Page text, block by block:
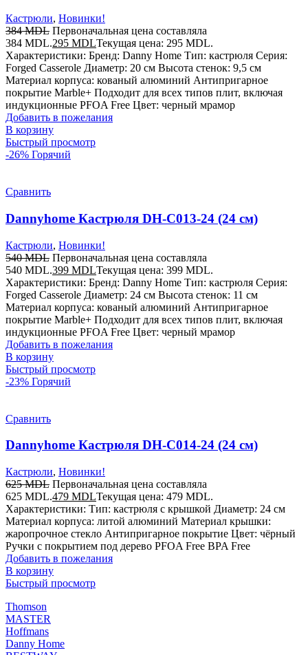
Кастрюли, Новинки!
384MDL Первоначальная цена составляла
384 MDL.295 MDLТекущая цена: 295 MDL.
Характеристики: Бренд: Danny Home Тип: кастрюля Серия:
Forged Casserole Диаметр: 20 см Высота стенок: 9,5 см
Материал корпуса: кованый алюминий Антипригарное
покрытие Marble+ Подходит для всех типов плит, включая
индукционные PFOA Free Цвет: черный мрамор
Добавить в пожелания
В корзину
Быстрый просмотр
-26% Горячий
Сравнить
Dannyhome Кастрюля DH-C013-24 (24 см)
Кастрюли, Новинки!
540MDL Первоначальная цена составляла
540 MDL.399 MDLТекущая цена: 399 MDL.
Характеристики: Бренд: Danny Home Тип: кастрюля Серия:
Forged Casserole Диаметр: 24 см Высота стенок: 11 см
Материал корпуса: кованый алюминий Антипригарное
покрытие Marble+ Подходит для всех типов плит, включая
индукционные PFOA Free Цвет: черный мрамор
Добавить в пожелания
В корзину
Быстрый просмотр
-23% Горячий
Сравнить
Dannyhome Кастрюля DH-C014-24 (24 см)
Кастрюли, Новинки!
625MDL Первоначальная цена составляла
625 MDL.479 MDLТекущая цена: 479 MDL.
Характеристики: Тип: кастрюля с крышкой Диаметр: 24 см
Материал корпуса: литой алюминий Материал крышки:
жаропрочное стекло Антипригарное покрытие Цвет: чёрный
Ручки с покрытием под дерево PFOA Free BPA Free
Добавить в пожелания
В корзину
Быстрый просмотр
Thomson
MASTER
Hoffmans
Danny Home